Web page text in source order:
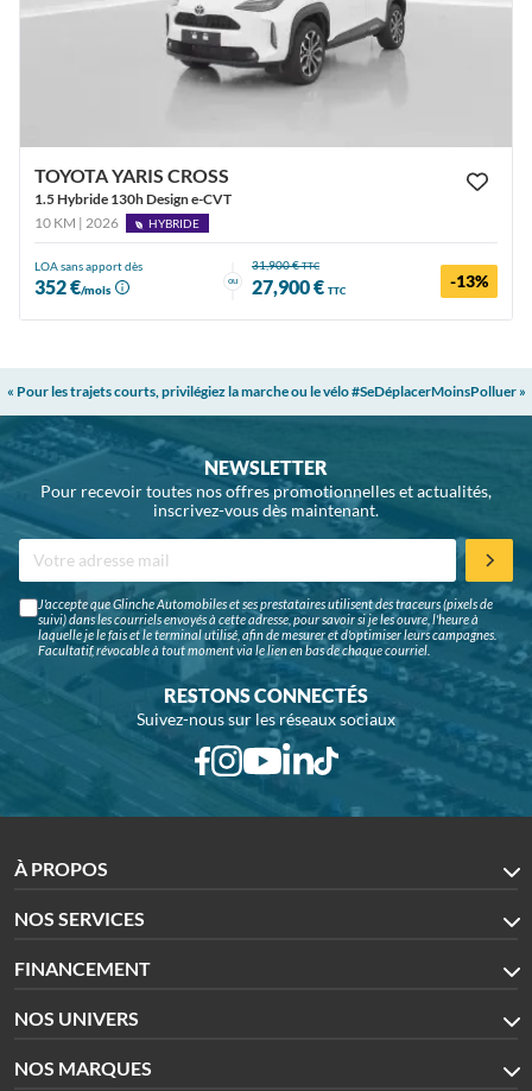
TOYOTA YARIS CROSS
1.5 Hybride 130h Design e-CVT
10 KM | 2026
HYBRIDE
LOA sans apport dès
352 €/mois
ou
31,900 €TTC
27,900 € TTC -13%
« Pour les trajets courts, privilégiez la marche ou le vélo #SeDéplacerMoinsPolluer »
NEWSLETTER
Pour recevoir toutes nos offres promotionnelles et actualités,
inscrivez-vous dès maintenant.
J'accepte que Glinche Automobiles et ses prestataires utilisent des traceurs (pixels de
suivi) dans les courriels envoyés à cette adresse, pour savoir si je les ouvre, l'heure à
laquelle je le fais et le terminal utilisé, afin de mesurer et d'optimiser leurs campagnes.
Facultatif, révocable à tout moment via le lien en bas de chaque courriel.
RESTONS CONNECTÉS
Suivez-nous sur les réseaux sociaux
À PROPOS
NOS SERVICES
FINANCEMENT
NOS UNIVERS
NOS MARQUES